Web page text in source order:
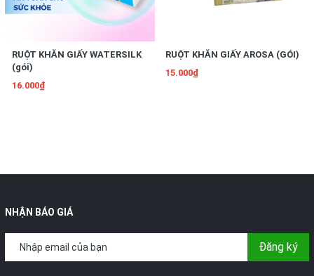
RUỘT KHĂN GIẤY WATERSILK
(gói)
16.000₫
RUỘT KHĂN GIẤY AROSA (GÓI)
15.000₫
NHẬN BÁO GIÁ
Đăng ký